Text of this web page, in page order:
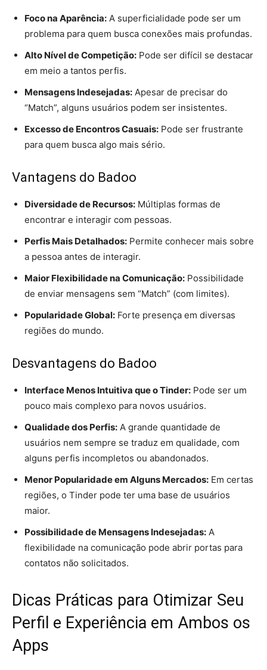
Foco na Aparência: A superficialidade pode ser um
problema para quem busca conexões mais profundas.
Alto Nível de Competição: Pode ser difícil se destacar
em meio a tantos perfis.
Mensagens Indesejadas: Apesar de precisar do
“Match”, alguns usuários podem ser insistentes.
Excesso de Encontros Casuais: Pode ser frustrante
para quem busca algo mais sério.
Vantagens do Badoo
Diversidade de Recursos: Múltiplas formas de
encontrar e interagir com pessoas.
Perfis Mais Detalhados: Permite conhecer mais sobre
a pessoa antes de interagir.
Maior Flexibilidade na Comunicação: Possibilidade
de enviar mensagens sem “Match” (com limites).
Popularidade Global: Forte presença em diversas
regiões do mundo.
Desvantagens do Badoo
Interface Menos Intuitiva que o Tinder: Pode ser um
pouco mais complexo para novos usuários.
Qualidade dos Perfis: A grande quantidade de
usuários nem sempre se traduz em qualidade, com
alguns perfis incompletos ou abandonados.
Menor Popularidade em Alguns Mercados: Em certas
regiões, o Tinder pode ter uma base de usuários
maior.
Possibilidade de Mensagens Indesejadas: A
flexibilidade na comunicação pode abrir portas para
contatos não solicitados.
Dicas Práticas para Otimizar Seu
Perfil e Experiência em Ambos os
Apps